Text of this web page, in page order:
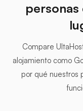
Compare
alojamiento como
por qué nuestros